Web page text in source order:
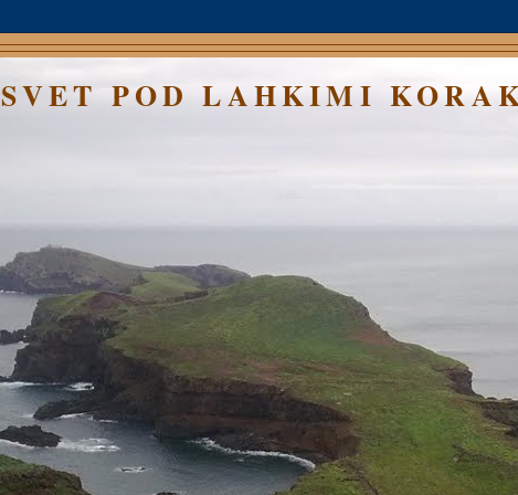
SVET POD LAHKIMI